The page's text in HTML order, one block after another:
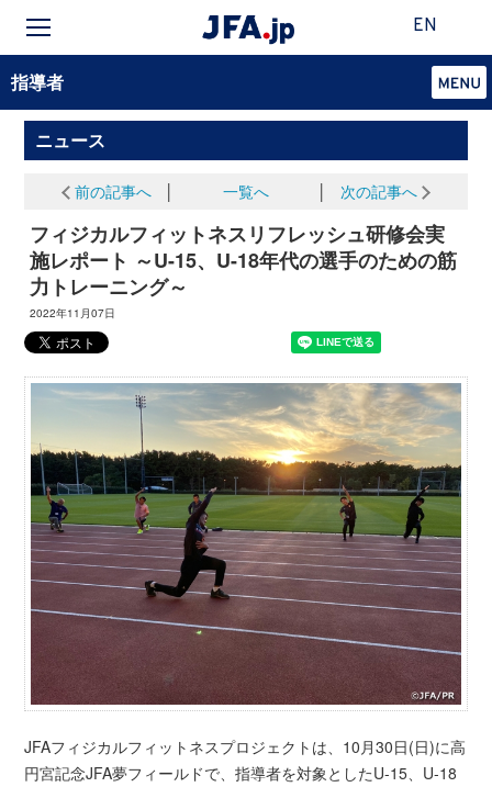
EN
指導者
ニュース
前の記事へ 一覧へ 次の記事へ
フィジカルフィットネスリフレッシュ研修会実
施レポート ～U-15、U-18年代の選手のための筋
力トレーニング～
2022年11月07日
JFAフィジカルフィットネスプロジェクトは、10月30日(日)に高
円宮記念JFA夢フィールドで、指導者を対象としたU-15、U-18